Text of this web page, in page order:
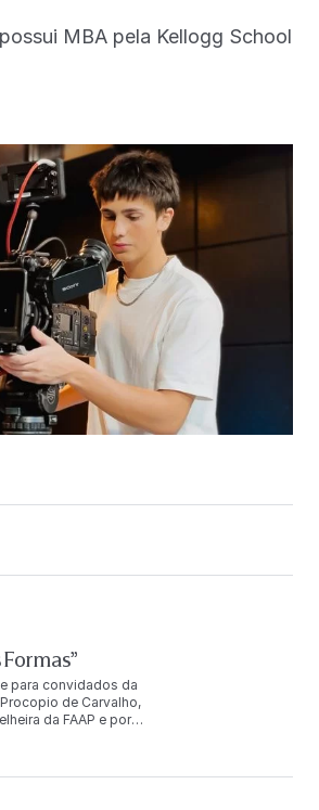
MBA pela Kellogg School
para convidados da
de Carvalho,
da FAAP e por